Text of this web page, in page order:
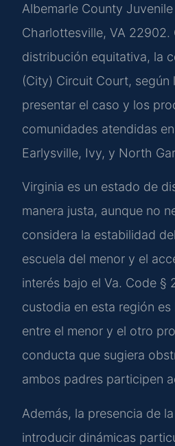
Albemarle County
Charlottesville, VA
distribución equitativa, la
(City) Circuit Court,
presentar el caso y los
comunidades atendidas
Earlysville, Ivy, y North
Virginia es un estado de
manera justa, aunque no
considera la estabilidad
escuela del menor y el
interés bajo el Va. Code §
custodia en esta región
entre el menor y el otro
conducta que sugiera
ambos padres participen
Además, la presencia de
introducir dinámicas